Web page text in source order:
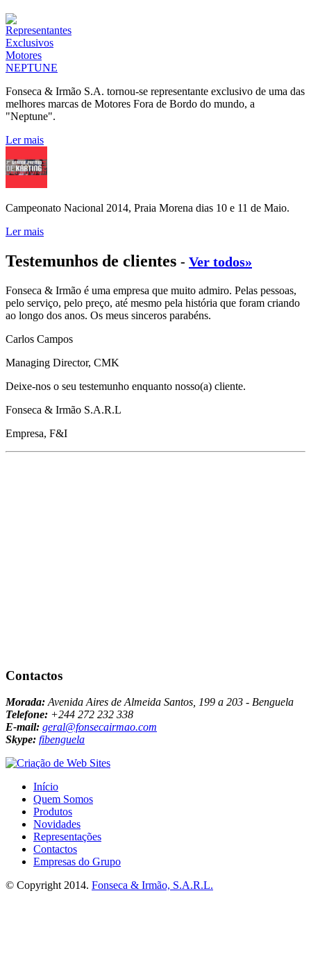
Fonseca & Irmão S.A. tornou-se representante exclusivo de uma das
melhores marcas de Motores Fora de Bordo do mundo, a
"Neptune".
Ler mais
Campeonato Nacional 2014, Praia Morena dias 10 e 11 de Maio.
Ler mais
Testemunhos de clientes - Ver todos»
Fonseca & Irmão é uma empresa que muito admiro. Pelas pessoas,
pelo serviço, pelo preço, até mesmo pela história que foram criando
ao longo dos anos. Os meus sinceros parabéns.
Carlos Campos
Managing Director, CMK
Deixe-nos o seu testemunho enquanto nosso(a) cliente.
Fonseca & Irmão S.A.R.L
Empresa, F&I
Contactos
Morada: Avenida Aires de Almeida Santos, 199 a 203 - Benguela
Telefone: +244 272 232 338
E-mail: geral@fonsecairmao.com
Skype: fibenguela
Início
Quem Somos
Produtos
Novidades
Representações
Contactos
Empresas do Grupo
© Copyright 2014. Fonseca & Irmão, S.A.R.L.